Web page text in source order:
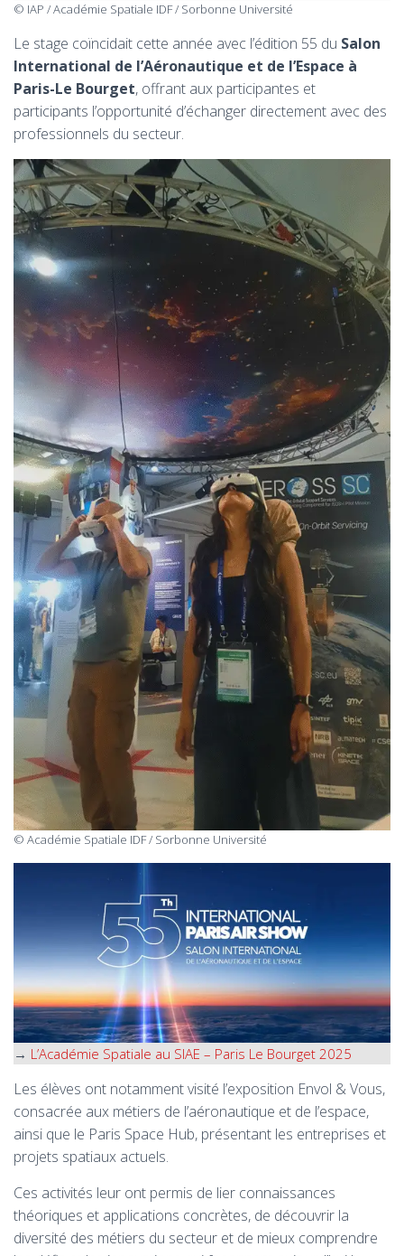
© IAP / Académie Spatiale IDF / Sorbonne Université
Le stage coïncidait cette année avec l’édition 55 du Salon
International de l’Aéronautique et de l’Espace à
Paris-Le Bourget, offrant aux participantes et
participants l’opportunité d’échanger directement avec des
professionnels du secteur.
© Académie Spatiale IDF / Sorbonne Université
→ L’Académie Spatiale au SIAE – Paris Le Bourget 2025
Les élèves ont notamment visité l’exposition Envol & Vous,
consacrée aux métiers de l’aéronautique et de l’espace,
ainsi que le Paris Space Hub, présentant les entreprises et
projets spatiaux actuels.
Ces activités leur ont permis de lier connaissances
théoriques et applications concrètes, de découvrir la
diversité des métiers du secteur et de mieux comprendre